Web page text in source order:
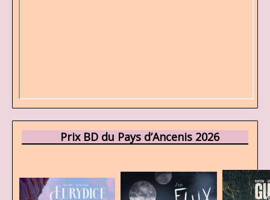
Prix BD du Pays d’Ancenis 2026